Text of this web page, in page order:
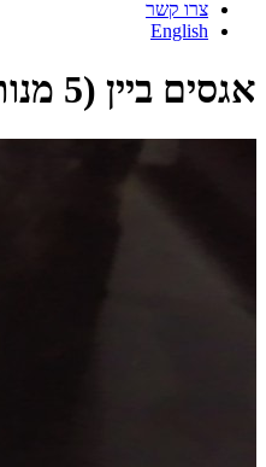
צרו קשר
English
אגסים ביין (5 מנות)